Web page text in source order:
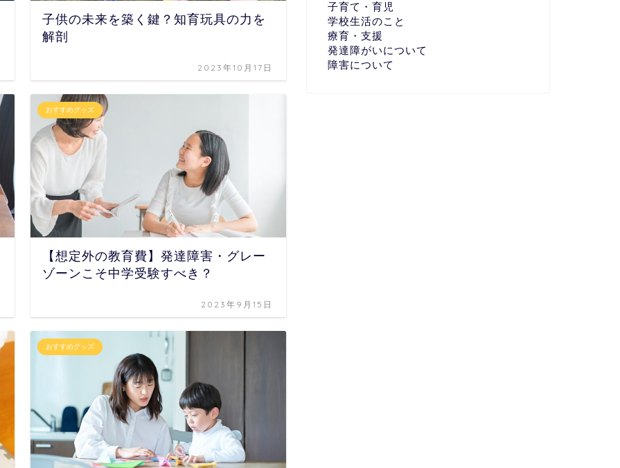
子供の未来を築く鍵？知育玩具の力を
解剖
2023年10月17日
おすすめグッズ
【想定外の教育費】発達障害・グレー
ゾーンこそ中学受験すべき？
2023年9月15日
おすすめグッズ
子育て・育児
学校生活のこと
療育・支援
発達障がいについて
障害について